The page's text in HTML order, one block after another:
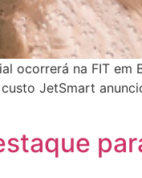
ocorrerá na FIT em
JetSmart